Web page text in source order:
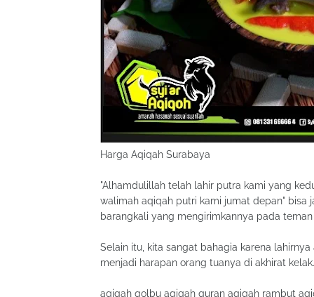
Harga Aqiqah Surabaya
"Alhamdulillah telah lahir putra kami yang
walimah aqiqah putri kami jumat depan" bisa
barangkali yang mengirimkannya pada
Selain itu, kita sangat bahagia karena
menjadi harapan orang tuanya di akhirat kelak.
aqiqah qolbu aqiqah quran aqiqah rambut